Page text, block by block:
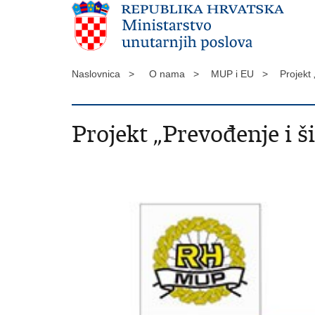
Naslovnica > O nama > MUP i EU > Projekt
Projekt „Prevođenje i